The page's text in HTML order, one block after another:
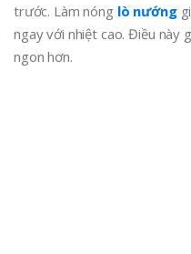
trước. Làm nóng lò nướng
ngay với nhiệt cao. Điều này
ngon hơn.